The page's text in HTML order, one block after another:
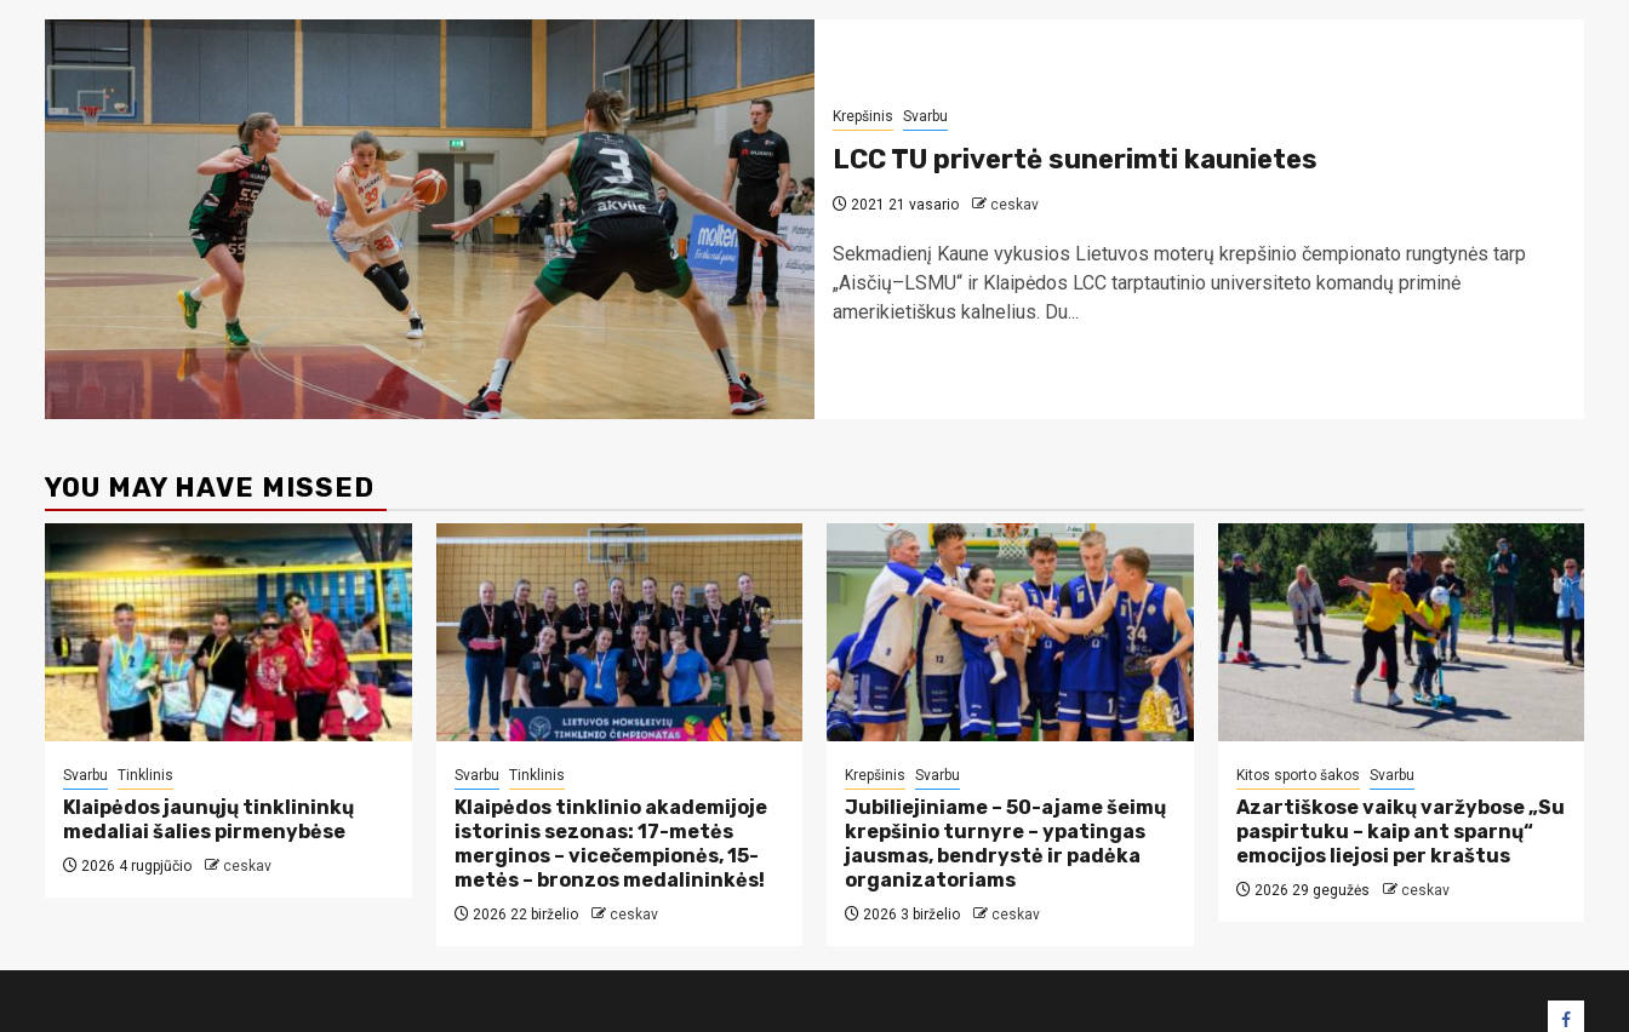
Krepšinis Svarbu
LCC TU privertė sunerimti kaunietes
2021 21 vasario ceskav
Sekmadienį Kaune vykusios Lietuvos moterų krepšinio čempionato rungtynės tarp
„Aisčių–LSMU“ ir Klaipėdos LCC tarptautinio universiteto komandų priminė
amerikietiškus kalnelius. Du...
YOU MAY HAVE MISSED
Svarbu Tinklinis
Klaipėdos jaunųjų tinklininkų
medaliai šalies pirmenybėse
2026 4 rugpjūčio ceskav
Svarbu Tinklinis
Klaipėdos tinklinio akademijoje
istorinis sezonas: 17-metės
merginos – vicečempionės, 15-
metės – bronzos medalininkės!
2026 22 birželio ceskav
Krepšinis Svarbu
Jubiliejiniame – 50-ajame šeimų
krepšinio turnyre – ypatingas
jausmas, bendrystė ir padėka
organizatoriams
2026 3 birželio ceskav
Kitos sporto šakos Svarbu
Azartiškose vaikų varžybose „Su
paspirtuku – kaip ant sparnų“
emocijos liejosi per kraštus
2026 29 gegužės ceskav